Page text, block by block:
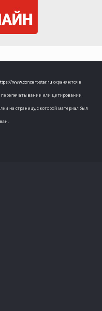
www.concert-star.ru охраняются в
перепечатывании или цитировании,
на страницу, с которой материал был